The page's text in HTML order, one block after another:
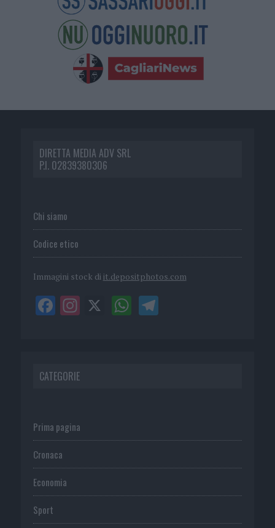
DIRETTA MEDIA ADV SRL
P.I. 02839380306
Chi siamo
Codice etico
Immagini stock di it.depositphotos.com
CATEGORIE
Prima pagina
Cronaca
Economia
Sport